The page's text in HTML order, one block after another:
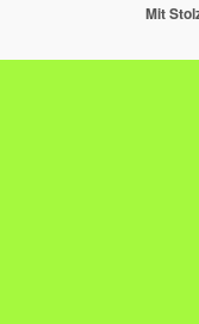
Mit